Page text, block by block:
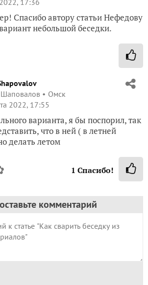
17:36
Спасибо автору статьи Нефедову
небольшой беседки.
Омск
2022, 17:55
варианта, я бы поспорил, так
что в ней ( в летней
делать летом
1 Спасибо!
комментарий